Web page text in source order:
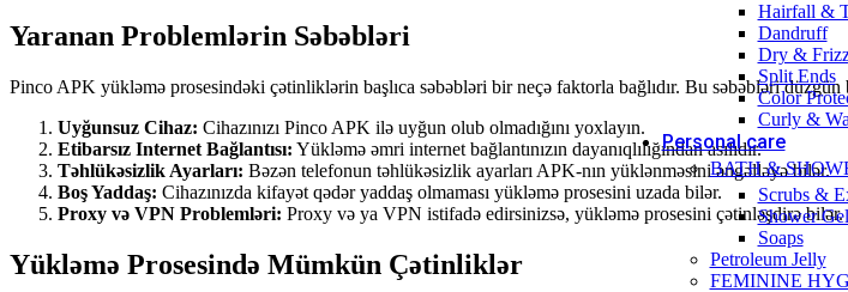
Hairfall &
Dandruff
Dry &
Split Ends
Color
Curly &
Personal care
BATH &
Scrubs &
Shower
Soaps
Petroleum Jelly
FEMININE
Yaranan Problemlərin Səbəbləri
Pinco APK yükləmə prosesindəki çətinliklərin başlıca səbəbləri bir neçə faktorla bağlıdır. Bu səbəbləri
Uyğunsuz Cihaz: Cihazınızı Pinco APK ilə uyğun olub olmadığını yoxlayın.
Etibarsız Internet Bağlantısı: Yükləmə əmri internet bağlantınızın dayanıqlılığından asılıdır.
Təhlükəsizlik Ayarları: Bəzən telefonun təhlükəsizlik ayarları APK-nın yüklənməsini əngəlləyə bilər.
Boş Yaddaş: Cihazınızda kifayət qədər yaddaş olmaması yükləmə prosesini uzada bilər.
Proxy və VPN Problemləri: Proxy və ya VPN istifadə edirsinizsə, yükləmə prosesini çətinləşdirə bilər.
Yükləmə Prosesində Mümkün Çətinliklər